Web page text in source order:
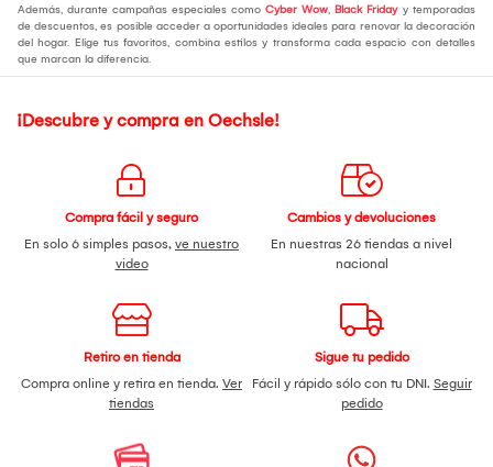
Además, durante campañas especiales como Cyber Wow, Black Fridayy temporadas
de descuentos, es posible acceder a oportunidades ideales para renovar la decoración
del hogar. Elige tus favoritos, combina estilos y transforma cada espacio con detalles
que marcan la diferencia.
¡Descubre y compra en Oechsle!
Compra fácil y seguro
En solo 6 simples pasos, ve nuestro
video
Cambios y devoluciones
En nuestras 26 tiendas a nivel
nacional
Retiro en tienda
Compra online y retira en tienda. Ver
tiendas
Sigue tu pedido
Fácil y rápido sólo con tu DNI. Seguir
pedido